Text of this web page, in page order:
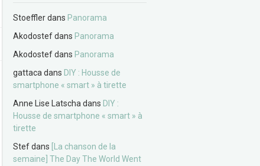
Stoefflerdans Panorama
Akodostefdans Panorama
Akodostefdans Panorama
gattaca dans DIY : Housse de
smartphone « smart » à tirette
Anne Lise Latscha dans DIY :
Housse de smartphone « smart » à
tirette
Stefdans
[La chanson de la
semaine] The Day The World Went